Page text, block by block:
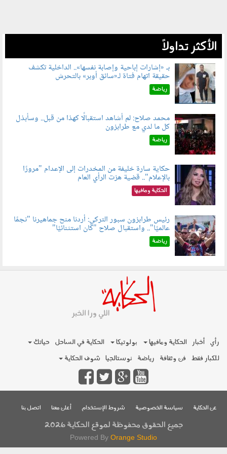
الأكثر تداولاً
060804.jpg
بـ «إشارات إباحية وإصابة نفسها».. الداخلية تكشف
حقيقة اتهام فتاة لـ«سائق أوبر» بالتحرش
رياضة
060802.jpg
محمد صلاح: لم أشاهد استقبالًا كهذا من قبل.. وسأبذل
كل ما لدي مع طرابزون
رياضة
060801.jpeg
حكاية سارة خليفة من المخدرات إلى الإعدام "مرورًا
بالإعلام".. قضية هزت الرأي العام
الحكاية ومافيها
060803.jpg
رئيس طرابزون سبور التركي: أردنا منح جماهيرنا "نجمًا
عالميًا".. واستقبال صلاح "كان استثنائيًا"
رياضة
رأي أخبار الحكاية ومافيها بولوتيكا الحكاية في الساحل
حياتك
للكبار فقط فن وثقافة رياضة نوستالجيا شوف الحكاية
عن الحكاية سياسة الخصوصية شروط الإستخدام أعلن معنا اتصل بنا
جميع الحقوق محفوظة لموقع الحكاية 2026
Powered By Orange Studio